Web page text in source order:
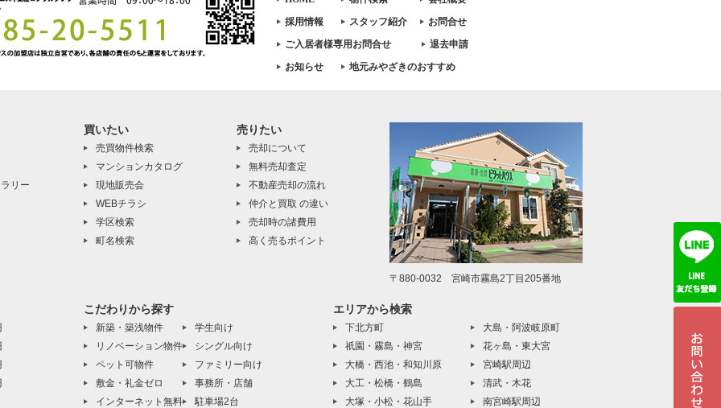
採用情報
スタッフ紹介
お問合せ
ご入居者様専用お問合せ
退去申請
お知らせ
地元みやざきのおすすめ
リー
買いたい
売買物件検索
マンションカタログ
現地販売会
WEBチラシ
学区検索
町名検索
売りたい
売却について
無料売却査定
不動産売却の流れ
仲介と買取 の違い
売却時の諸費用
高く売るポイント
〒880-0032 宮崎市霧島2丁目205番地
こだわりから探す
新築・築浅物件
リノベーション物件
ペット可物件
敷金・礼金ゼロ
インターネット無料
学生向け
シングル向け
ファミリー向け
事務所・店舗
駐車場2台
エリアから検索
下北方町
祇園・霧島・神宮
大橋・西池・和知川原
大工・松橋・鶴島
大塚・小松・花山手
大島・阿波岐原町
花ヶ島・東大宮
宮崎駅周辺
清武・木花
南宮崎駅周辺